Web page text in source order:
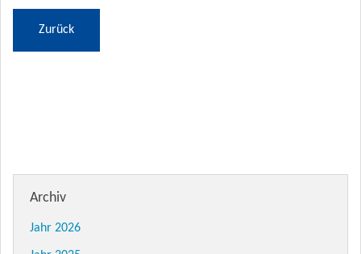
Zurück
Archiv
Jahr 2026